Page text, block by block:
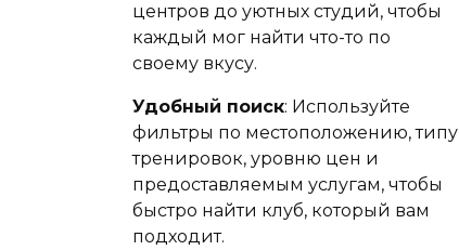
центров до уютных студий, чтобы
каждый мог найти что-то по
своему вкусу.
Удобный поиск: Используйте
фильтры по местоположению, типу
тренировок, уровню цен и
предоставляемым услугам, чтобы
быстро найти клуб, который вам
подходит.